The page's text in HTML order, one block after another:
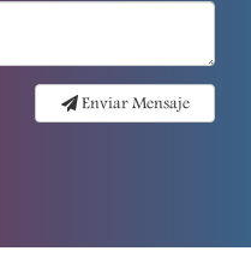
Enviar Mensaje